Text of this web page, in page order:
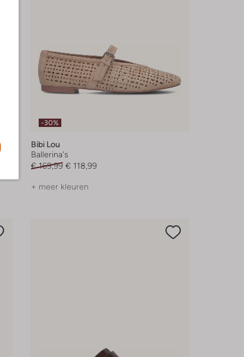
-30%
Bibi Lou
Ballerina's
€ 169,99 € 118,99
+ meer kleuren